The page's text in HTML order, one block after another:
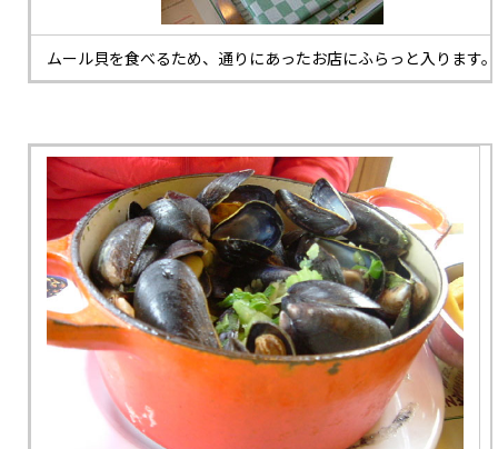
ムール貝を食べるため、通りにあったお店にふらっと入ります。